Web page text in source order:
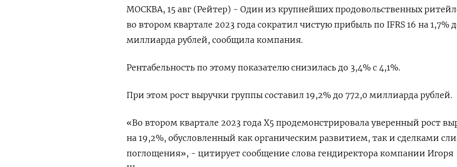
МОСКВА, 15 авг (Рейтер) - Один из крупнейших продовольственных
во втором квартале 2023 года сократил чистую прибыль по IFRS 16 на 1,7%
миллиарда рублей, сообщила компания.
Рентабельность по этому показателю снизилась до 3,4% с 4,1%.
При этом рост выручки группы составил 19,2% до 772,0 миллиарда рублей.
«Во втором квартале 2023 года X5 продемонстрировала уверенный рост
на 19,2%, обусловленный как органическим развитием, так и сделками
поглощения», - цитирует сообщение слова гендиректора компании Игоря